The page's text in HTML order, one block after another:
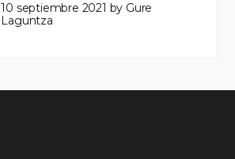
10 septiembre 2021 by Gure
Laguntza